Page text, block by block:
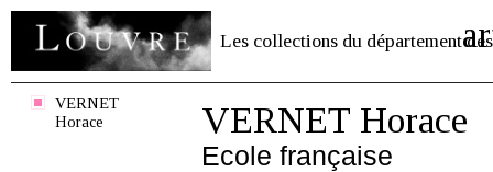
Les collections du département des
VERNET
Horace
VERNET Horace
Ecole française